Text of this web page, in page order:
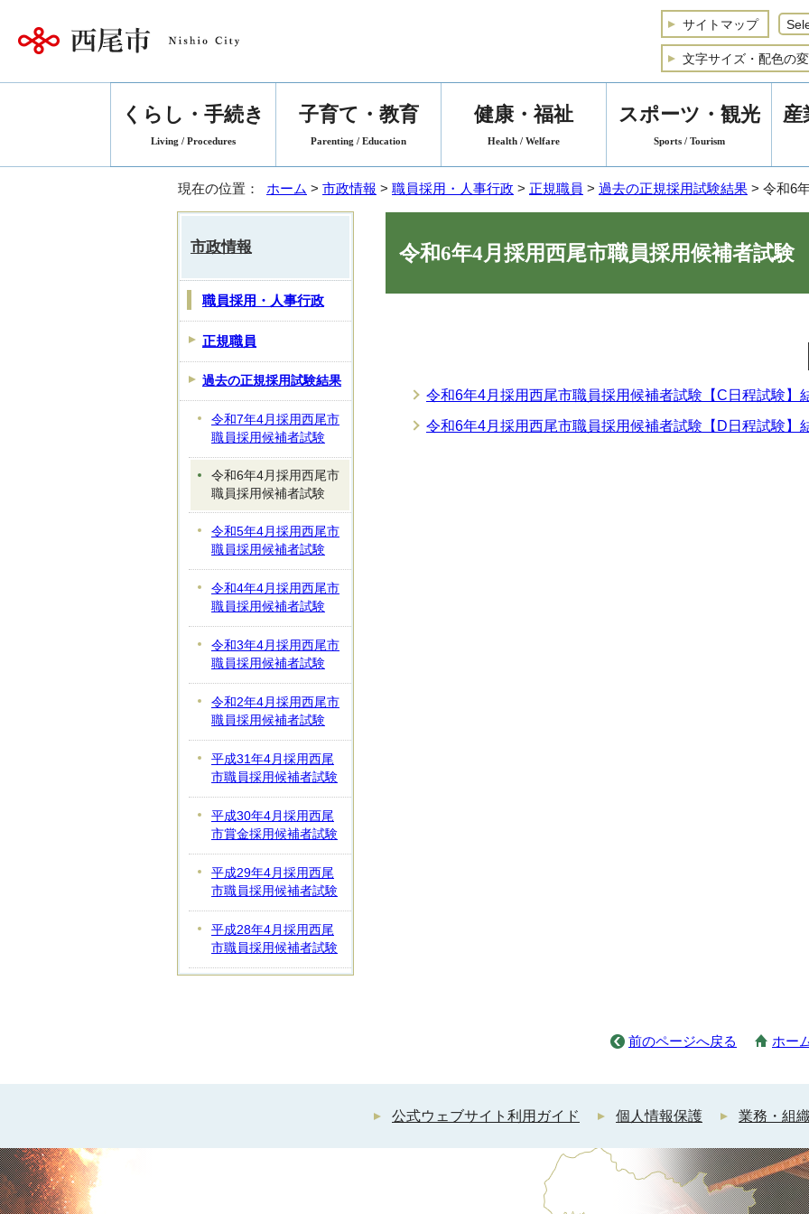
サイトマップ
文字サイズ・配色の
くらし・手続き
Living / Procedures
子育て・教育
Parenting / Education
健康・福祉
Health / Welfare
スポーツ・観光
Sports / Tourism
産
現在の位置： ホーム > 市政情報 > 職員採用・人事行政 > 正規職員 > 過去の正規採用試験結果 > 令和6
令和6年4月採用西尾市職員採用候補者試験
令和6年4月採用西尾市職員採用候補者試験【C日程試験】
令和6年4月採用西尾市職員採用候補者試験【D日程試験】
市政情報
職員採用・人事行政
正規職員
過去の正規採用試験結果
令和7年4月採用西尾市
職員採用候補者試験
令和6年4月採用西尾市
職員採用候補者試験
令和5年4月採用西尾市
職員採用候補者試験
令和4年4月採用西尾市
職員採用候補者試験
令和3年4月採用西尾市
職員採用候補者試験
令和2年4月採用西尾市
職員採用候補者試験
平成31年4月採用西尾
市職員採用候補者試験
平成30年4月採用西尾
市賞金採用候補者試験
平成29年4月採用西尾
市職員採用候補者試験
平成28年4月採用西尾
市職員採用候補者試験
前のページへ戻る ホー
公式ウェブサイト利用ガイド 個人情報保護 業務・組